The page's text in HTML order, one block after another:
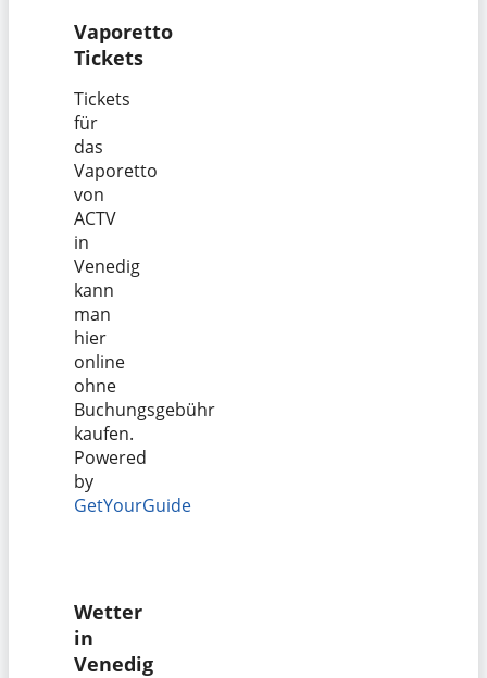
Vaporetto
Tickets
Tickets
für
das
Vaporetto
von
ACTV
in
Venedig
kann
man
hier
online
ohne
Buchungsgebühr
kaufen.
Powered
by
GetYourGuide
Wetter
in
Venedig